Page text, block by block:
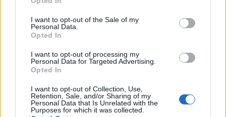
use your data for below specified purposes in below Google
consent section.
I want to opt-out of the Sale of my
Personal Data.
Opted In
I want to opt-out of processing my
Personal Data for Targeted Advertising.
Opted In
I want to opt-out of Collection, Use,
Retention, Sale, and/or Sharing of my
Personal Data that Is Unrelated with the
Purposes for which it was collected.
GenZ financieel plan: 50/30/20-budget, noodfonds en
schuldafbouw
Lotte de Vries · 7 aug 2026
FINANCIËN